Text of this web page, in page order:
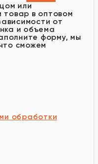
или
товар в оптовом
от
и объема
форму, мы
сможем
обработки